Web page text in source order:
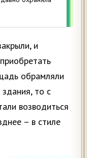
и
обрамляли
здания, то с
возводиться
– в стиле